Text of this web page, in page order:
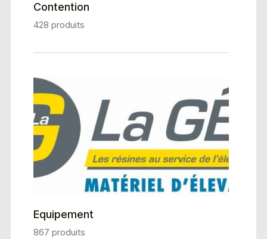
Contention
428 produits
Equipement
867 produits